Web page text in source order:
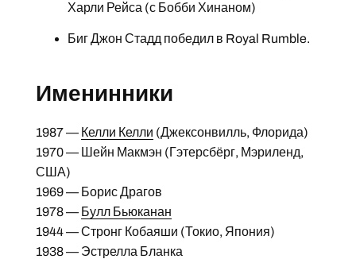
Харли Рейса (с Бобби Хинаном)
Биг Джон Стадд победил в Royal Rumble.
Именинники
1987 — Келли Келли (Джексонвилль, Флорида)
1970 — Шейн Макмэн (Гэтерсбёрг, Мэриленд,
США)
1969 — Борис Драгов
1978 — Булл Бьюканан
1944 — Стронг Кобаяши (Токио, Япония)
1938 — Эстрелла Бланка